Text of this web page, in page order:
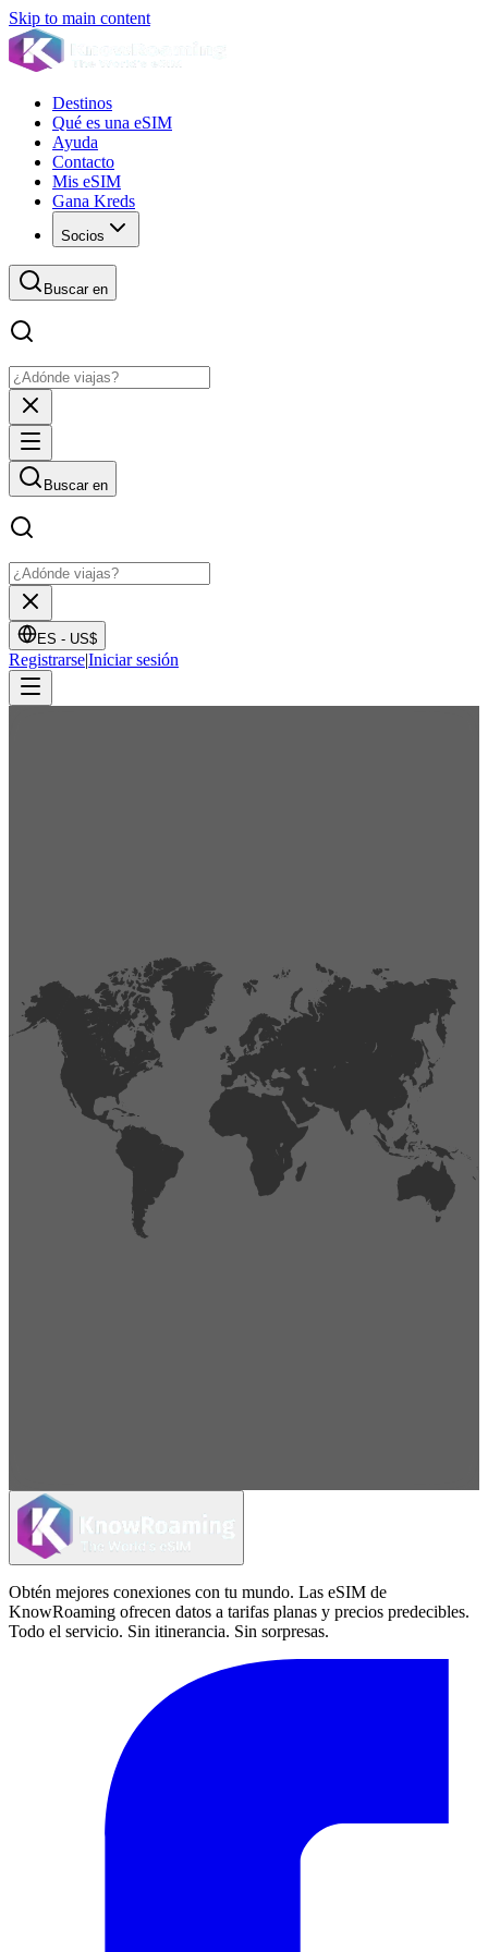
Skip to main content
Destinos
Qué es una eSIM
Ayuda
Contacto
Mis eSIM
Gana Kreds
Socios
Buscar en
Buscar en
ES - US$
Registrarse|Iniciar sesión
404Página no encontrada,
La página que buscas no existe o se ha cambiado de lugar.
Comprueba la URL e inténtalo de nuevo.
Ir a la página de inicio
Obtener soporte técnico
Obtén mejores conexiones con tu mundo. Las eSIM de
KnowRoaming ofrecen datos a tarifas planas y precios predecibles.
Todo el servicio. Sin itinerancia. Sin sorpresas.